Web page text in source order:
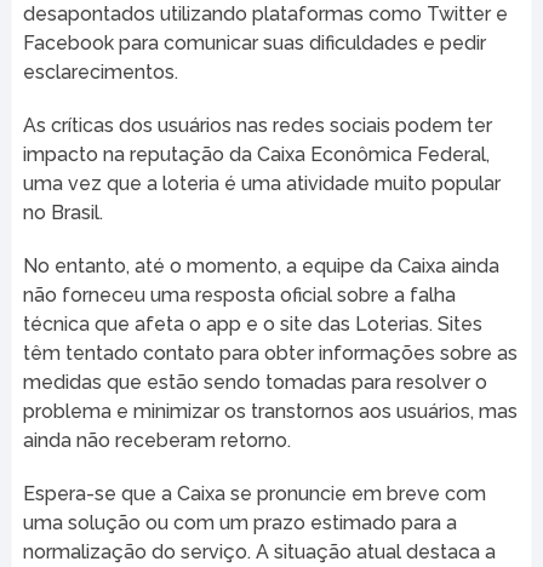
desapontados utilizando plataformas como Twitter e
Facebook para comunicar suas dificuldades e pedir
esclarecimentos.
As críticas dos usuários nas redes sociais podem ter
impacto na reputação da Caixa Econômica Federal,
uma vez que a loteria é uma atividade muito popular
no Brasil.
No entanto, até o momento, a equipe da Caixa ainda
não forneceu uma resposta oficial sobre a falha
técnica que afeta o app e o site das Loterias. Sites
têm tentado contato para obter informações sobre as
medidas que estão sendo tomadas para resolver o
problema e minimizar os transtornos aos usuários, mas
ainda não receberam retorno.
Espera-se que a Caixa se pronuncie em breve com
uma solução ou com um prazo estimado para a
normalização do serviço. A situação atual destaca a